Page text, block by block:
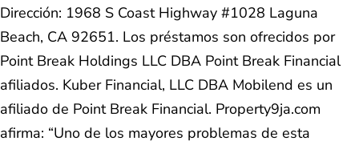
Dirección: 1968 S Coast Highway #1028 Laguna
Beach, CA 92651. Los préstamos son ofrecidos por
Point Break Holdings LLC DBA Point Break Financial
afiliados. Kuber Financial, LLC DBA Mobilend es un
afiliado de Point Break Financial. Property9ja.com
afirma: “Uno de los mayores problemas de esta